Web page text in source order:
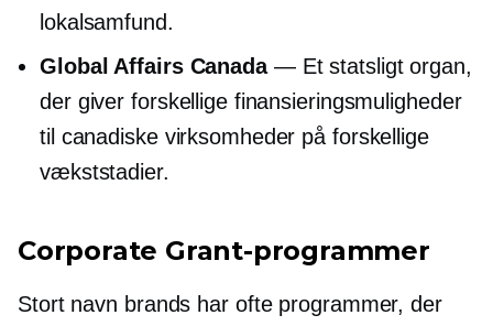
lokalsamfund.
Global Affairs Canada— Et statsligt organ,
der giver forskellige finansieringsmuligheder
til canadiske virksomheder på forskellige
vækststadier.
Corporate Grant-programmer
Stort navn brands har ofte programmer, der